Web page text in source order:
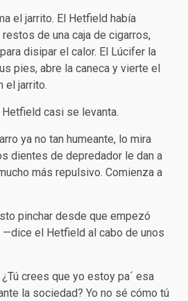
el jarrito. El Hetfield había
de una caja de cigarros,
disipar el calor. El Lúcifer la
pies, abre la caneca y vierte el
el jarrito.
casi se levanta.
ya no tan humeante, lo mira
dientes de depredador le dan a
más repulsivo. Comienza a
pinchar desde que empezó
el Hetfield al cabo de unos
crees que yo estoy pa´ esa
la sociedad? Yo no sé cómo tú